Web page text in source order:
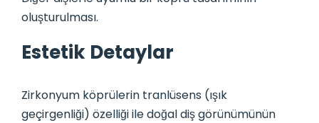
oluşturulması.
Estetik Detaylar
Zirkonyum köprülerin tranlüsens (ışık
geçirgenliği) özelliği ile doğal diş görünümünün